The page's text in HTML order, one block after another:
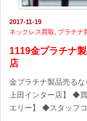
2017-11-19
ネックレス買取
プラチナ
1119金プラチナ
店
金プラチナ製品売る
上田インター店】 ◆
エリー】 ◆スタッフ